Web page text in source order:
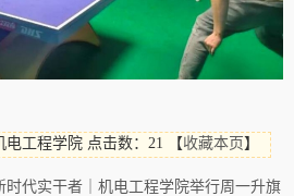
电工程学院 点击数：21 【收藏本页 】
时代实干者｜机电工程学院举行周一升旗